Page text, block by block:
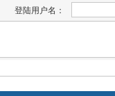
登陆用户名：